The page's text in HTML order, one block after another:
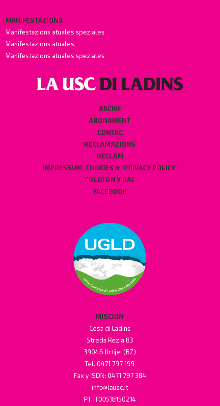
MANIFESTAZIONS
Manifestazions atuales speziales
Manifestazions atuales
Manifestazions atuales speziales
ARCHIF
ABONAMENT
CONTAC
RECLAMAZIONS
RECLAM
IMPRESSUM, COOKIES & "PRIVACY POLICY"
COLOFON Y DAC
FACEBOOK
MISCION
Cesa di Ladins
Streda Rezia 83
39046 Urtijei (BZ)
Tel. 0471 797 199
Fax y ISDN: 0471 797 384
info@lausc.it
P.I. IT00518150214